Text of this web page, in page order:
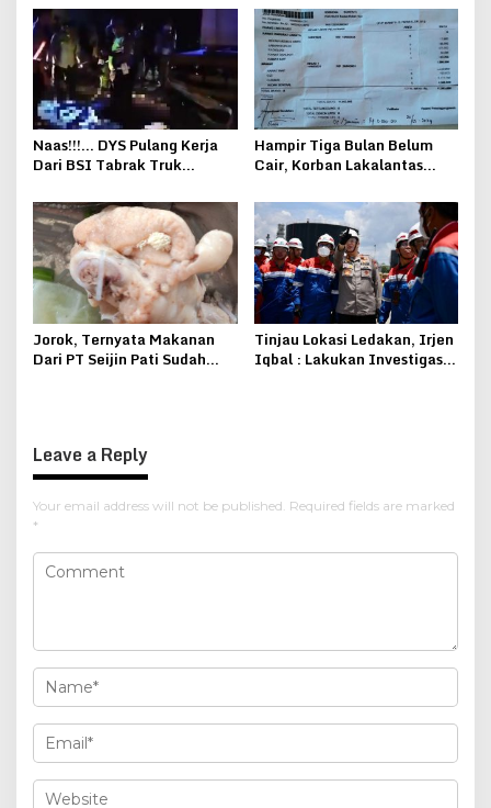
Pucakwangi
Naas!!!… DYS Pulang Kerja
Dari BSI Tabrak Truk
Ditempat
Hampir Tiga Bulan Belum
Cair, Korban Lakalantas
Pelayanan Jasa Raharja
Jorok, Ternyata Makanan
Dari PT Seijin Pati Sudah
Tinjau Lokasi Ledakan, Irjen
Iqbal : Lakukan Investigasi,
Leave a Reply
Your email address will not be published. Required fields are marked
*